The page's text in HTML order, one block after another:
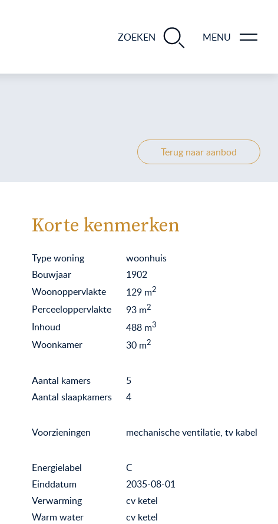
ZOEKEN MENU
Terug naar aanbod
Korte kenmerken
Type woning
woonhuis
Bouwjaar
1902
Woonoppervlakte
129 m2
Perceeloppervlakte 93 m2
Inhoud 488 m3
Woonkamer 30 m2
Aantal kamers
5
Aantal slaapkamers
4
Voorzieningen mechanische ventilatie, tv kabel
Energielabel
C
Einddatum
2035-08-01
Verwarming
cv ketel
Warm water
cv ketel